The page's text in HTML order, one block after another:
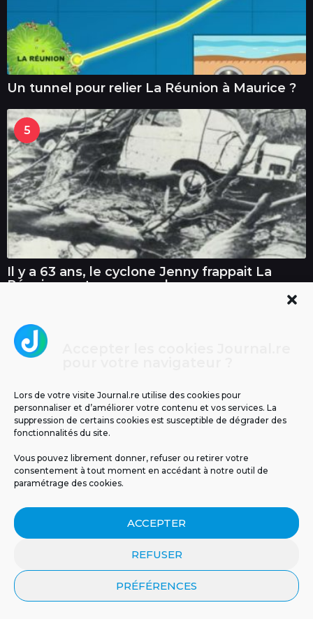
Lors de votre visite Journal.re utilise des cookies pour
personnaliser et d’améliorer votre contenu et vos services. La
suppression de certains cookies est susceptible de dégrader des
fonctionnalités du site.
Vous pouvez librement donner, refuser ou retirer votre
consentement à tout moment en accédant à notre outil de
paramétrage des cookies.
ACCEPTER
REFUSER
PRÉFÉRENCES
Un tunnel pour relier La Réunion à Maurice ?
5
Il y a 63 ans, le cyclone Jenny frappait La
Réunion : retour sur un drame
Un espoir inattendu venu
Un cas d’infection invasive
à méningocoque chez un...